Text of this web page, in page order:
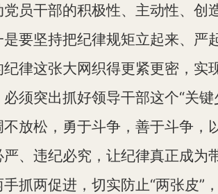
党员干部的积极性、主动性、创
是要坚持把纪律规矩立起来、 严
纪律这张大网织得更紧更密，实
必须突出抓好领导干部这个“关
不放松，勇于斗争，善于斗争 ，
严、违纪必究 ，让纪律真正成
手抓两促进，切实防止“两张皮”